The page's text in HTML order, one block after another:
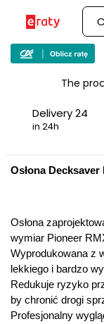
The
Delivery 24
in 24h
Osłona
Osłona
wymiar Pioneer
Wyprodukowana z
lekkiego i bardzo
Redukuje ryzyko
by chronić drogi
Profesjonalny